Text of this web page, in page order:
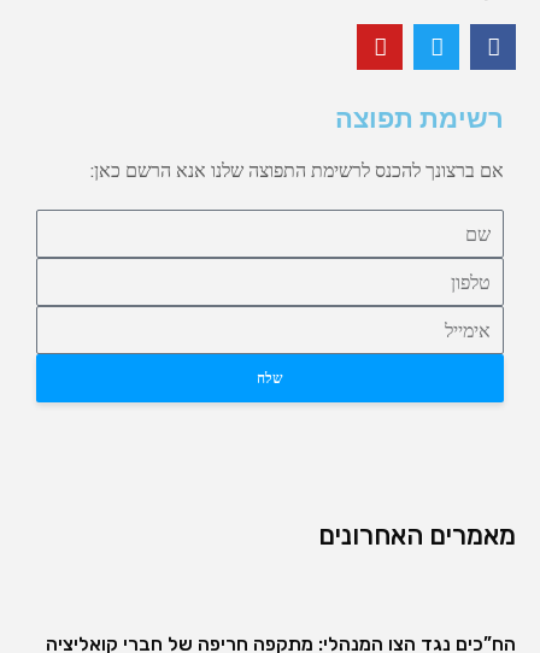
רשימת תפוצה
אם ברצונך להכנס לרשימת התפוצה שלנו אנא הרשם כאן:
שלח
מאמרים האחרונים
הח”כים נגד הצו המנהלי: מתקפה חריפה של חברי קואליציה